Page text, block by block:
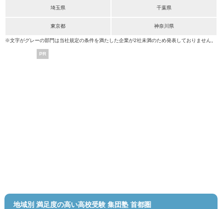
埼玉県 千葉県
東京都 神奈川県
※文字がグレーの部門は当社規定の条件を満たした企業が2社未満のため発表しておりません。
PR
地域別 満足度の高い高校受験 集団塾 首都圏